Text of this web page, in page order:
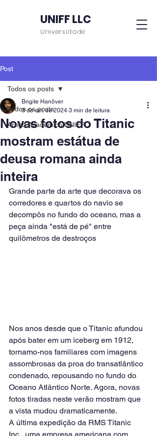
UNIFF LLC
Universidade
Post
Todos os posts
Artigo Acadêmico UNIFF
Todos os posts
Novas fotos do Titanic
mostram estátua de
deusa romana ainda
inteira
Brigite Hanôver
3 de set. de 2024 3 min de leitura
Grande parte da arte que decorava os
corredores e quartos do navio se
decompôs no fundo do oceano, mas a
peça ainda "está de pé" entre
quilômetros de destroços
Nos anos desde que o Titanic afundou
após bater em um iceberg em 1912,
tornamo-nos familiares com imagens
assombrosas da proa do transatlântico
condenado, repousando no fundo do
Oceano Atlântico Norte. Agora, novas
fotos tiradas neste verão mostram que
a vista mudou dramaticamente.
A última expedição da RMS Titanic